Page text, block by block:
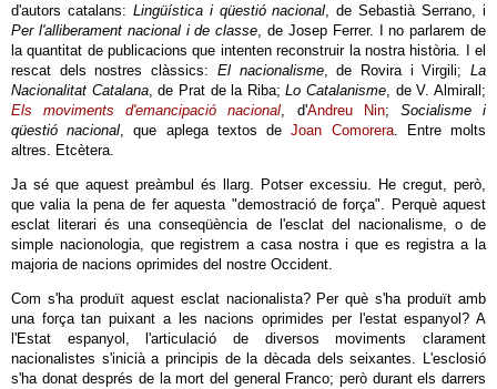
d'autors catalans: Lingüística i qüestió nacional, de Sebastià Serrano, i
Per l'alliberament nacional i de classe, de Josep Ferrer. I no parlarem de
la quantitat de publicacions que intenten reconstruir la nostra història. I el
rescat dels nostres clàssics: El nacionalisme, de Rovira i Virgili;La
Nacionalitat Catalana, de Prat de la Riba;Lo Catalanisme, de V. Almirall;
Els moviments d'emancipació nacional, d'Andreu Nin; Socialisme i
qüestió nacional, que aplega textos deJoan Comorera. Entre molts
altres. Etcètera.
Ja sé que aquest preàmbul és llarg. Potser excessiu. He cregut, però,
que valia la pena de fer aquesta "demostració de força". Perquè aquest
esclat literari és una conseqüència de l'esclat del nacionalisme, o de
simple nacionologia, que registrem a casa nostra i que es registra a la
majoria de nacions oprimides del nostre Occident.
Com s'ha produït aquest esclat nacionalista? Per què s'ha produït amb
una força tan puixant a les nacions oprimides per l'estat espanyol? A
l'Estat espanyol, l'articulació de diversos moviments clarament
nacionalistes s'inicià a principis de la dècada dels seixantes. L'esclosió
s'ha donat després de la mort del general Franco; però durant els darrers